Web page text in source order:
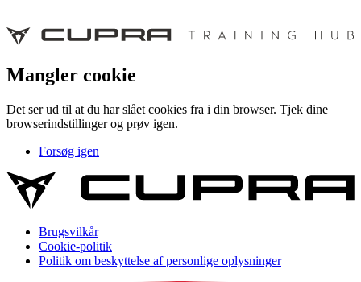
Mangler cookie
Det ser ud til at du har slået cookies fra i din browser. Tjek dine
browserindstillinger og prøv igen.
Forsøg igen
Brugsvilkår
Cookie-politik
Politik om beskyttelse af personlige oplysninger